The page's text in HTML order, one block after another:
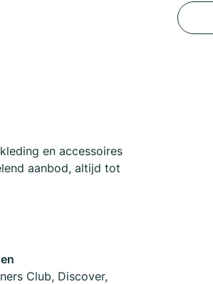
en accessoires
aanbod, altijd tot
Club, Discover,